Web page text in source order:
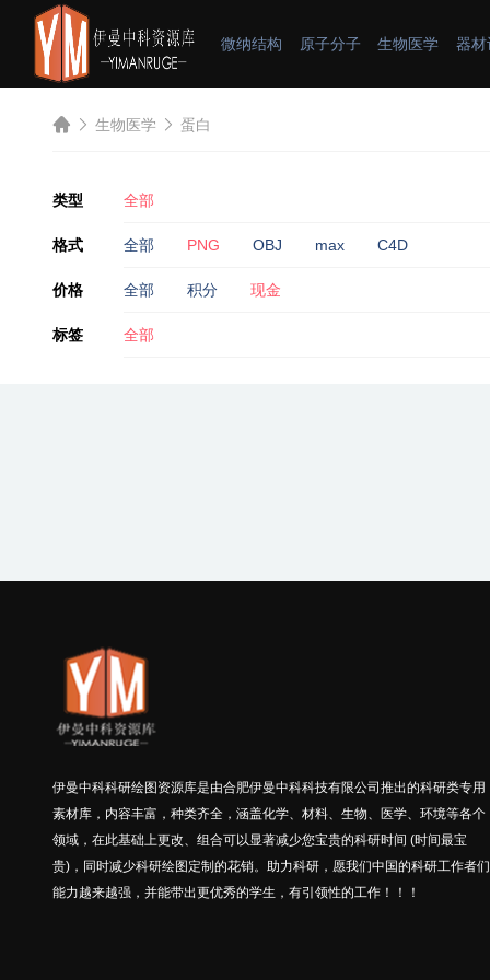
微纳结构 原子分子 生物医学 器材
生物医学 蛋白
类型 全部
格式 全部 PNG OBJ max C4D
价格 全部 积分 现金
标签 全部
伊曼中科科研绘图资源库是由合肥伊曼中科科技有限公司推出的科研类专用
素材库，内容丰富，种类齐全，涵盖化学、材料、生物、医学、环境等各个
领域，在此基础上更改、组合可以显著减少您宝贵的科研时间 (时间最宝
贵)，同时减少科研绘图定制的花销。助力科研，愿我们中国的科研工作者们
能力越来越强，并能带出更优秀的学生，有引领性的工作！！！